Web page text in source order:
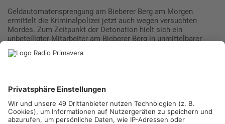
Geldautomatensprengung am Bieberer Berg am Morgen
ermittelt die Kriminalpolizei jetzt auch wegen versuchten
Mordes. Zum Zeitpunkt der Detonation hielt sich ein
unbeteiligter Mitarbeiter am Bieberer Berg in unmittelbarer
Nähe auf. Der 50-jährige Mann wurde bei der Sprengung
verletzt und musste im Krankenhaus behandelt werden. Laut
Mehr zum Thema